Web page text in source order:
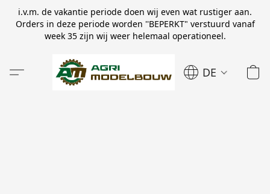
i.v.m. de vakantie periode doen wij even wat rustiger aan.
Orders in deze periode worden ''BEPERKT" verstuurd vanaf
week 35 zijn wij weer helemaal operationeel.
DE